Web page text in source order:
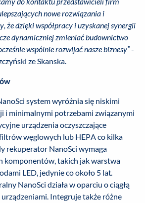
nowe rozwiązania i
że dzięki współpracy i uzyskanej synergii
dynamiczniej zmieniać budownictwo
wspólnie rozwijać nasze biznesy”-
ze Skanska.
system wyróżnia się niskimi
i minimalnymi potrzebami związanymi
urządzenia oczyszczające
węglowych lub HEPA co kilka
rekuperator NanoSci wymaga
komponentów, takich jak warstwa
LED, jedynie co około 5 lat.
NanoSci działa w oparciu o ciągłą
Integruje także różne